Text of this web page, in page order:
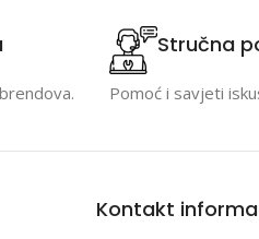
Stručna
Pomoć i savjeti
Kontakt